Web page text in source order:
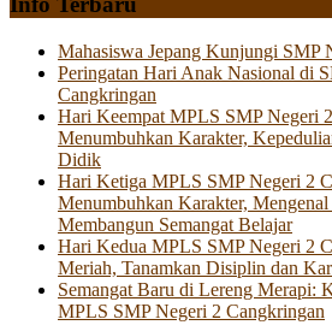
Mahasiswa Jepang Kunjungi SMP
Peringatan Hari Anak Nasional di
Cangkringan
Hari Keempat MPLS SMP Negeri
Menumbuhkan Karakter,
Didik
Hari Ketiga MPLS SMP Negeri 2
Menumbuhkan Karakter,
Membangun Semangat Belajar
Hari Kedua MPLS SMP Negeri 2
Meriah, Tanamkan Disiplin dan
Semangat Baru di Lereng Merapi:
MPLS SMP Negeri 2 Cangkringan